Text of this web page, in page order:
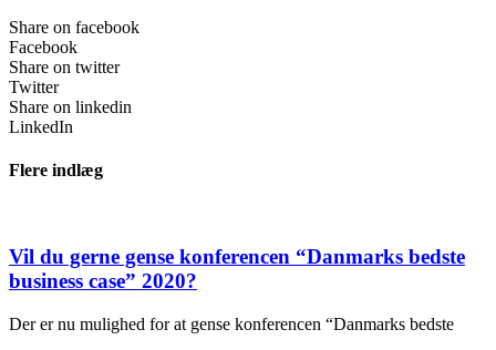
Share on facebook
Facebook
Share on twitter
Twitter
Share on linkedin
LinkedIn
Flere indlæg
Vil du gerne gense konferencen “Danmarks bedste
business case” 2020?
Der er nu mulighed for at gense konferencen “Danmarks bedste